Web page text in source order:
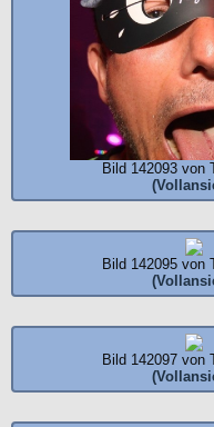
Bild 142093 von
Bild 142095 von
Bild 142097 von